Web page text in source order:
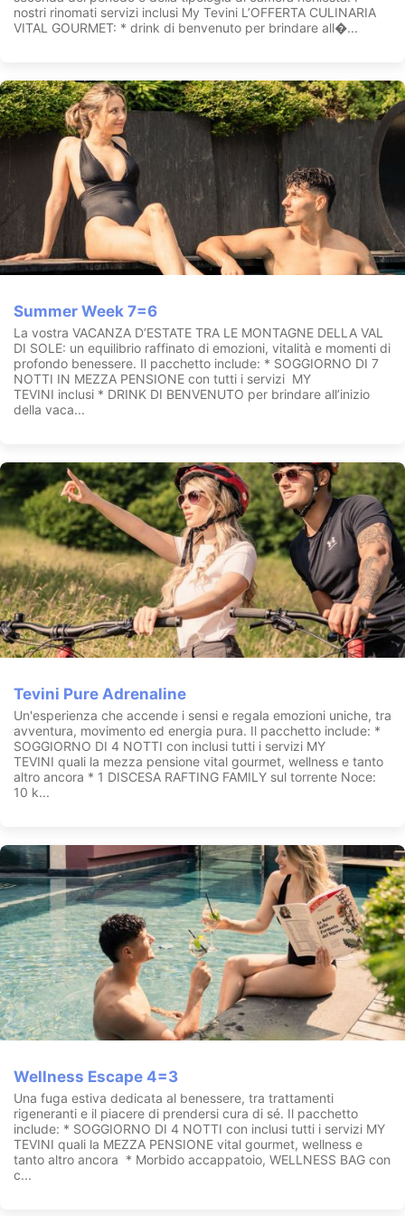
Nuova piscina infinityesterna con acqua salin
fredda.
Palestra:disponibile per gli ospiti una panoramica palestra
dotata di attrezzatura Tecnogym
Cantina degustazioni
: proponiamo degustazioni di vini trentini,
nazionali e esteri
Mini club:un’area allestita appositamente per i più piccoli, e
una sala giochi per i ragazzi
Taverna:
rustica, per trascorrere momenti in compagnia con
intrattenimenti serali e musicali
Esclusiva Private Spa Suite:
relax con caminetto. Un’esperienza di puro romanticismo
assieme alla vostra dolce metà, regalandovi un trattamento di
coppia, un massaggio embrionale in acqua e momenti romantici
esclusivi in un ambiente riservato solo a voi due.
nostri rinomati servizi inclusi My Tevini L’OFFERTA CULINARIA
VITAL GOURMET: * drink di benvenuto per brindare all�...
Summer Week 7=6
La vostra VACANZA D’ESTATE TRA LE MONTAGNE DELLA VAL
DI SOLE: un equilibrio raffinato di emozioni, vitalità e momenti di
profondo benessere. Il pacchetto include: * SOGGIORNO DI 7
NOTTI IN MEZZA PENSIONE con tutti i servizi MY
TEVINI inclusi * DRINK DI BENVENUTO per brindare all’inizio
della vaca...
Tevini Pure Adrenaline
Un'esperienza che accende i sensi e regala emozioni uniche, tra
avventura, movimento ed energia pura. Il pacchetto include: *
SOGGIORNO DI 4 NOTTI con inclusi tutti i servizi MY
TEVINI quali la mezza pensione vital gourmet, wellness e tanto
altro ancora * 1 DISCESA RAFTING FAMILY sul torrente Noce:
10 k...
Wellness Escape 4=3
Una fuga estiva dedicata al benessere, tra trattamenti
rigeneranti e il piacere di prendersi cura di sé. Il pacchetto
include: * SOGGIORNO DI 4 NOTTI con inclusi tutti i servizi MY
TEVINI quali la MEZZA PENSIONE vital gourmet, wellness e
tanto altro ancora * Morbido accappatoio, WELLNESS BAG con
c...